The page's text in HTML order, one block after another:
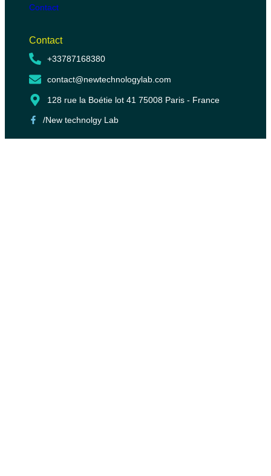
Contact
Contact
+33787168380
contact@newtechnologylab.com
128 rue la Boétie lot 41 75008 Paris - France
/New technolgy Lab